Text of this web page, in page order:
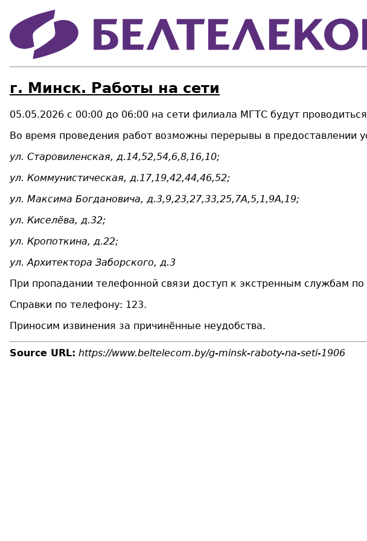
г. Минск. Работы на сети
05.05.2026 с 00:00 до 06:00 на сети филиала МГТС будут
Во время проведения работ возможны перерывы в предоставлении
ул. Старовиленская, д.14,52,54,6,8,16,10;
ул. Коммунистическая, д.17,19,42,44,46,52;
ул. Максима Богдановича, д.3,9,23,27,33,25,7А,5,1,9А,19;
ул. Киселёва, д.32;
ул. Кропоткина, д.22;
ул. Архитектора Заборского, д.3
При пропадании телефонной связи доступ к экстренным службам по
Справки по телефону: 123.
Приносим извинения за причинённые неудобства.
Source URL: https://www.beltelecom.by/g-minsk-raboty-na-seti-1906